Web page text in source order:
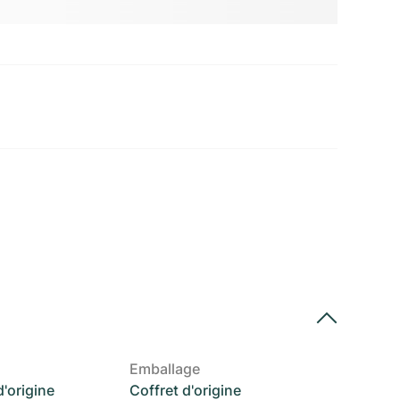
Emballage
Coffret d'origine